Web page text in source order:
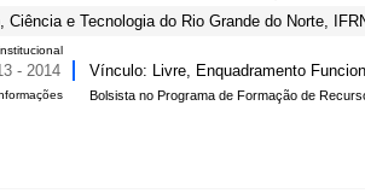
Ciência e Tecnologia do Rio Grande do Norte,
- 2014 Vínculo: Livre, Enquadramento
Bolsista no Programa de Formação de